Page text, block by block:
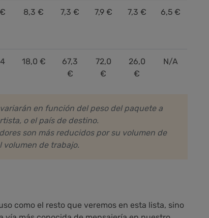
8,3 € 7,3 € 7,9 € 7,3 € 6,5 €
18,0 €
67,3
€
72,0
€
26,0
€
N/A
en función del peso del paquete a
o el país de destino.
son más reducidos por su volumen de
volumen de trabajo.
como el resto que veremos en esta lista, sino